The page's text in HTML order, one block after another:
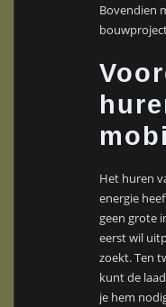
Bovendien
Het huren
energie
geen grote
eerst wil
zoekt. Ten
kunt de
je hem